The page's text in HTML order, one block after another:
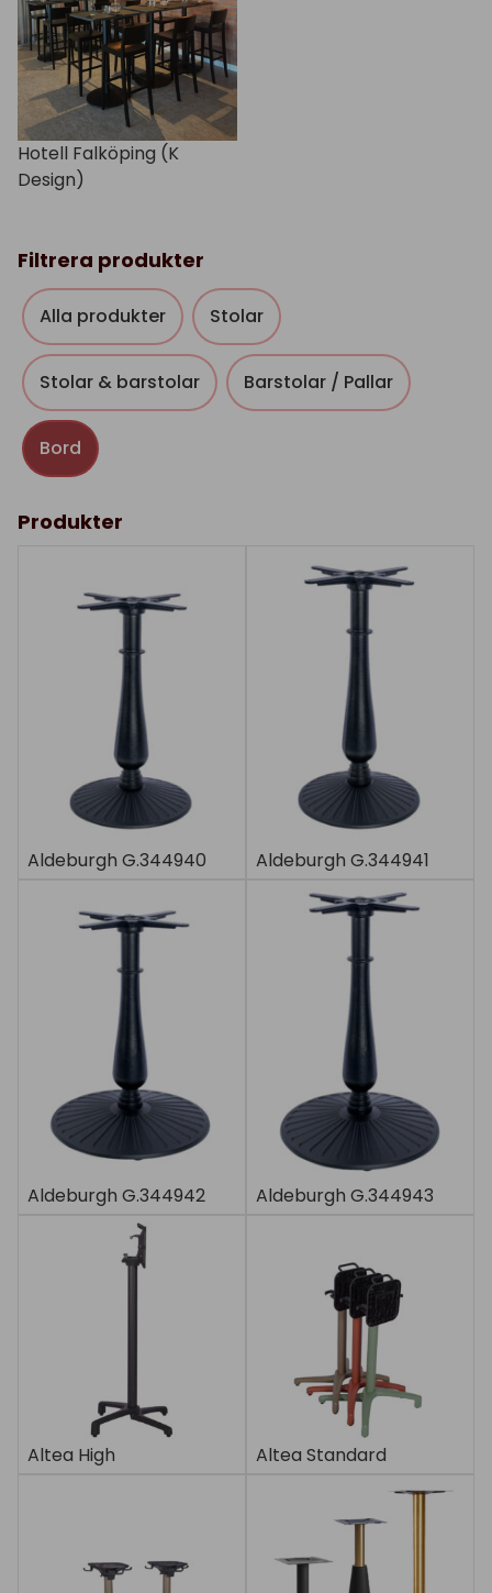
Hotell Falköping (K
Design)
Filtrera produkter
Alla produkter Stolar
Stolar & barstolar Barstolar / Pallar
Bord
Produkter
Aldeburgh G.344940 Aldeburgh G.344941
Aldeburgh G.344942 Aldeburgh G.344943
Altea High Altea Standard